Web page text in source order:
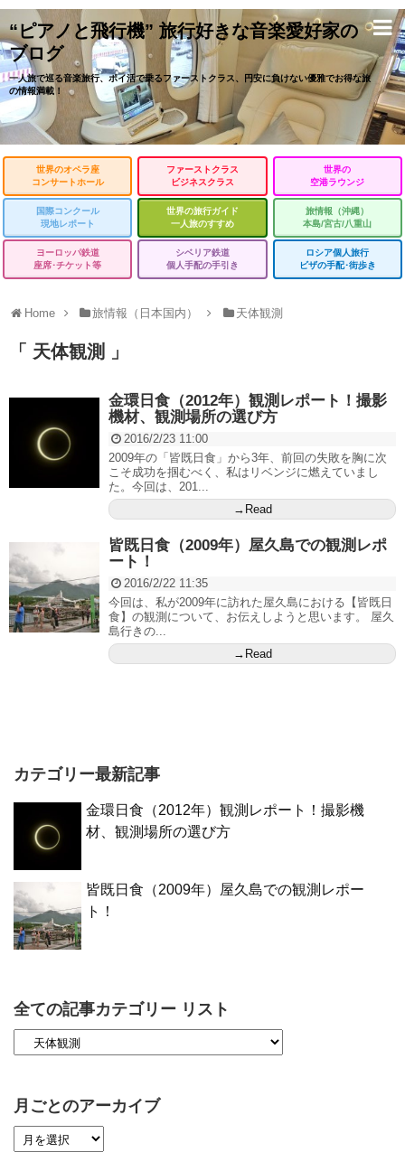
“ピアノと飛行機” 旅行好きな音楽愛好家の
ブログ
一人旅で巡る音楽旅行、ポイ活で乗るファーストクラス、円安に負けない優雅でお得な旅
の情報満載！
世界のオペラ座
コンサートホール
ファーストクラス
ビジネスクラス
世界の
空港ラウンジ
国際コンクール
現地レポート
世界の旅行ガイド
一人旅のすすめ
旅情報（沖縄）
本島/宮古/八重山
ヨーロッパ鉄道
座席･チケット等
シベリア鉄道
個人手配の手引き
ロシア個人旅行
ビザの手配･街歩き
Home 旅情報（日本国内） 天体観測
「 天体観測 」
金環日食（2012年）観測レポート！撮影
機材、観測場所の選び方
2016/2/23 11:00
2009年の「皆既日食」から3年、前回の失敗を胸に次
こそ成功を掴むべく、私はリベンジに燃えていまし
た。今回は、201...
→Read
皆既日食（2009年）屋久島での観測レポ
ート！
2016/2/22 11:35
今回は、私が2009年に訪れた屋久島における【皆既日
食】の観測について、お伝えしようと思います。 屋久
島行きの...
→Read
カテゴリー最新記事
金環日食（2012年）観測レポート！撮影機
材、観測場所の選び方
皆既日食（2009年）屋久島での観測レポー
ト！
全ての記事カテゴリー リスト
月ごとのアーカイブ